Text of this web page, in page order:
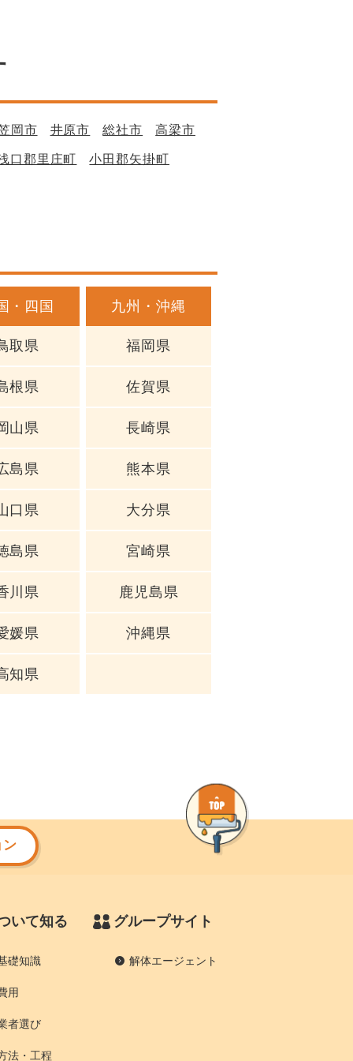
岡市 井原市 総社市 高梁市
口郡里庄町 小田郡矢掛町
・四国
取県
根県
山県
島県
口県
島県
川県
媛県
知県
九州・沖縄
福岡県
佐賀県
長崎県
熊本県
大分県
宮崎県
鹿児島県
沖縄県
ン
いて知る
礎知識
用
者選び
法・工程
グループサイト
解体エージェント